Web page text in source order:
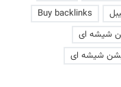
Buy backlinks
شیشه ای
شیشه ای